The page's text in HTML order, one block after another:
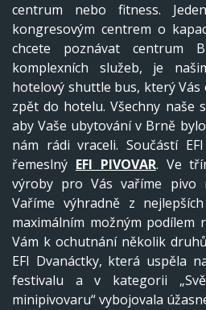
centrum nebo fitness.
kongresovým centrem o
chcete poznávat centrum
komplexních služeb, je
hotelový shuttle bus, který Vás
zpět do hotelu. Všechny naše
aby Vaše ubytování v Brně
nám rádi vraceli. Součástí
řemeslný EFI PIVOVAR. Ve
výroby pro Vás vaříme pivo
Vaříme výhradně z
maximálním možným podílem
Vám k ochutnání několik
EFI Dvanáctky, která uspěla
festivalu a v kategorii
minipivovaru“ vybojovala